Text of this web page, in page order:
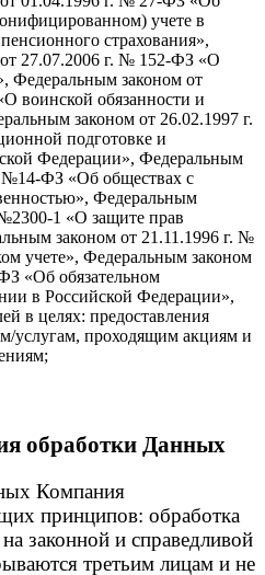
учете в
страхования»,
27.07.2006 г. № 152-ФЗ «О
Федеральным законом от
воинской обязанности и
законом от 26.02.1997 г.
подготовке и
Федерации», Федеральным
№14-ФЗ «Об обществах с
Федеральным
1 «О защите прав
законом от 21.11.1996 г. №
учете», Федеральным законом
«Об обязательном
в Российской Федерации»,
в целях: предоставления
услугам, проходящим акциям и
обработки Данных
Компания
принципов: обработка
законной и справедливой
третьим лицам и не